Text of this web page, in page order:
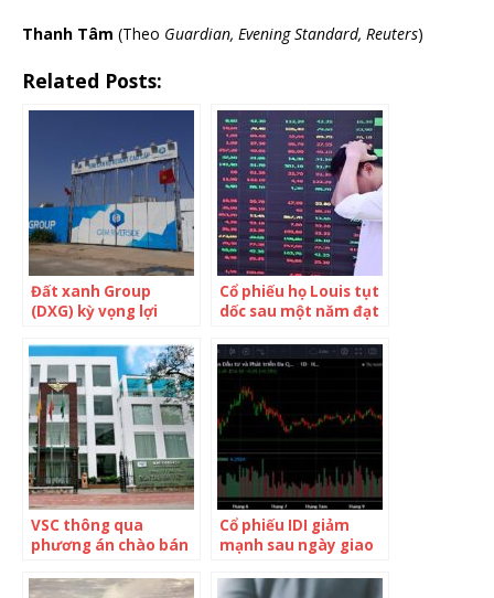
Thanh Tâm (Theo Guardian, Evening Standard, Reuters)
Related Posts:
Đất xanh Group
(DXG) kỳ vọng lợi
tỷ đồng, không chia
cổ tức 2021
Cổ phiếu họ Louis tụt
dốc sau một năm đạt
VSC thông qua
phương án chào bán
2 nhà đầu tư chiến
Cổ phiếu IDI giảm
mạnh sau ngày giao
quyền nhận cổ tức